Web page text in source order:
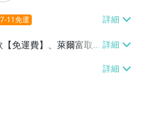
11免運
【免運費】、萊爾富取